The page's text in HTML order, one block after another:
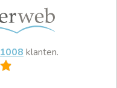
1008 klanten.